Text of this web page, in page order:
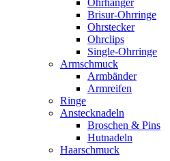
Ohrhänger
Brisur-Ohrringe
Ohrstecker
Ohrclips
Single-Ohrringe
Armschmuck
Armbänder
Armreifen
Ringe
Anstecknadeln
Broschen & Pins
Hutnadeln
Haarschmuck